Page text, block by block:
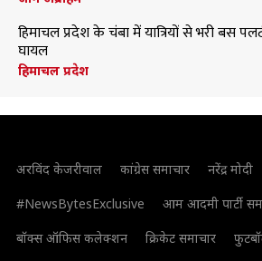
हिमाचल प्रदेश के चंबा में यात्रियों से भरी बस
घायल
हिमाचल प्रदेश
अरविंद केजरीवाल कांग्रेस समाचार नरेंद्र मोदी
#NewsBytesExclusive
आम आदमी पार्टी
बॉक्स ऑफिस कलेक्शन
क्रिकेट समाचार